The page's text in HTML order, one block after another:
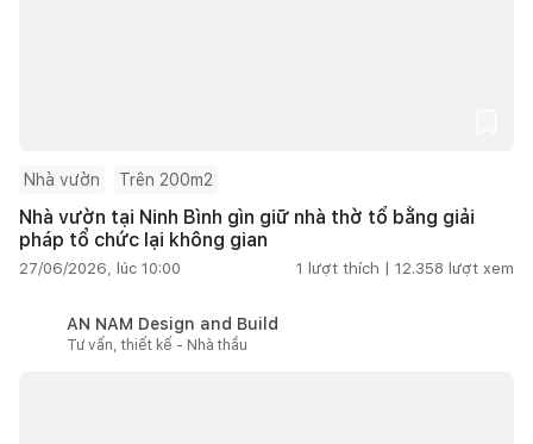
Nhà vườn Trên 200m2
Nhà vườn tại Ninh Bình gìn giữ nhà thờ tổ bằng giải
pháp tổ chức lại không gian
27/06/2026, lúc 10:00 1 lượt thích | 12.358 lượt xem
AN NAM Design and Build
Tư vấn, thiết kế - Nhà thầu